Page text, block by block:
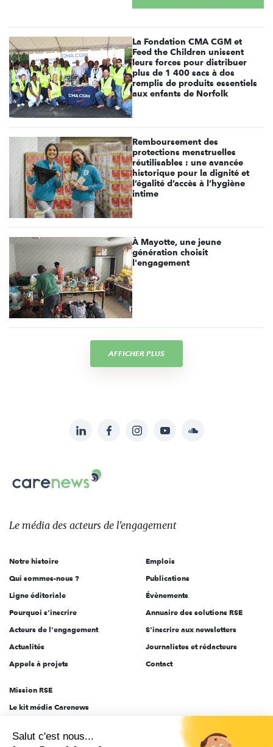
La Fondation CMA CGM et
Feed the Children unissent
leurs forces pour distribuer
plus de 1 400 sacs à dos
remplis de produits essentiels
aux enfants de Norfolk
Remboursement des
protections menstruelles
réutilisables : une avancée
historique pour la dignité et
l’égalité d’accès à l’hygiène
intime
À Mayotte, une jeune
génération choisit
l'engagement
AFFICHER PLUS
sur:
LinkedInFacebookInstagramYouTubeSoundcloud
Le
des
l'engagement
Le média des acteurs de l'engagement
Notre histoire
Qui sommes-nous ?
Ligne éditoriale
Pourquoi s'inscrire
Acteurs de l'engagement
Actualités
Appels à projets
Emplois
Publications
Évènements
Annuaire des solutions RSE
S'inscrire aux newsletters
Journalistes et rédacteurs
Contact
Mission RSE
Le kit média Carenews
AEF info
Salut c'est nous...